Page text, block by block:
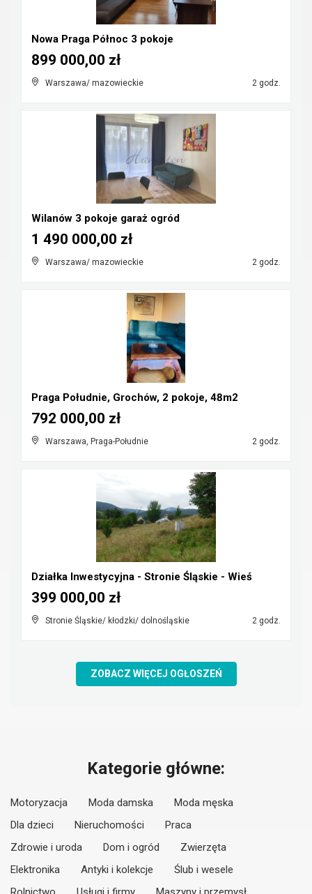
Nowa Praga Północ 3 pokoje
Warszawa/ mazowieckie 2 godz.
899 000,00 zł
Wilanów 3 pokoje garaż ogród
Warszawa/ mazowieckie 2 godz.
1 490 000,00 zł
Praga Południe, Grochów, 2 pokoje, 48m2
Warszawa, Praga-Południe 2 godz.
792 000,00 zł
Działka Inwestycyjna - Stronie Śląskie - Wieś
Stronie Śląskie/ kłodzki/ dolnośląskie 2 godz.
399 000,00 zł
ZOBACZ WIĘCEJ OGŁOSZEŃ
Kategorie główne:
Motoryzacja Moda damska
Moda męska
Dla dzieci
Nieruchomości
Praca
Zdrowie i uroda
Dom i ogród
Zwierzęta
Elektronika
Antyki i kolekcje
Ślub i wesele